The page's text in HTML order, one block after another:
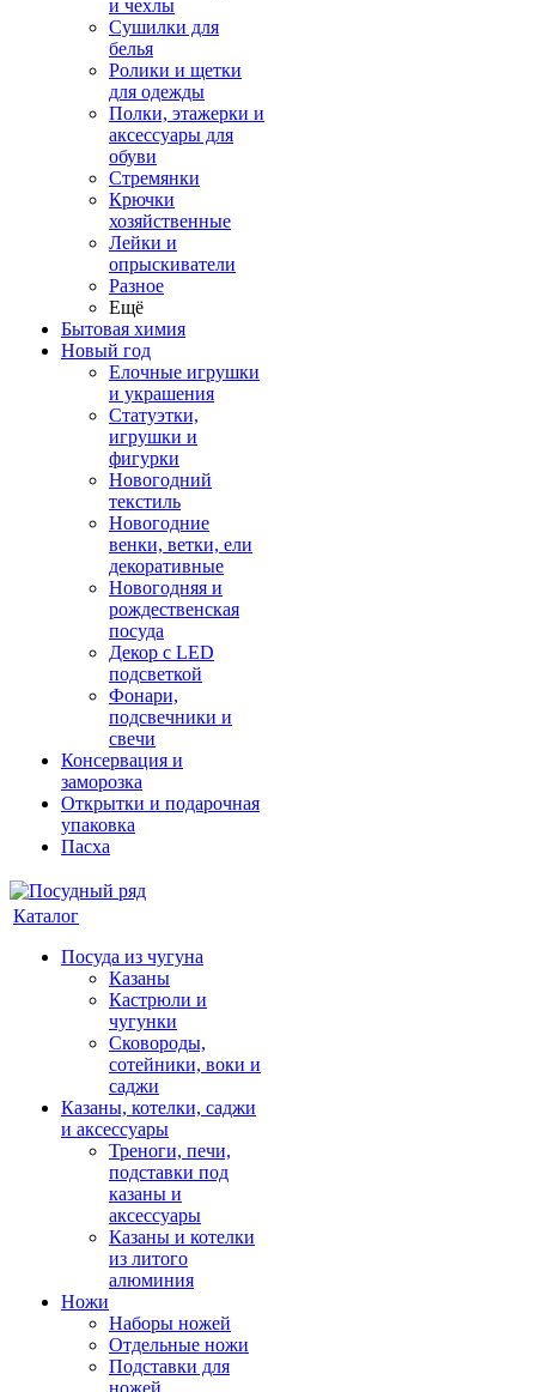
и чехлы
Сушилки для
белья
Ролики и щетки
для одежды
Полки, этажерки и
аксессуары для
обуви
Стремянки
Крючки
хозяйственные
Лейки и
опрыскиватели
Разное
Ещё
Бытовая химия
Новый год
Елочные игрушки
и украшения
Статуэтки,
игрушки и
фигурки
Новогодний
текстиль
Новогодние
венки, ветки, ели
декоративные
Новогодняя и
рождественская
посуда
Декор с LED
подсветкой
Фонари,
подсвечники и
свечи
Консервация и
заморозка
Открытки и подарочная
упаковка
Пасха
Каталог
Посуда из чугуна
Казаны
Кастрюли и
чугунки
Сковороды,
сотейники, воки и
саджи
Казаны, котелки, саджи
и аксессуары
Треноги, печи,
подставки под
казаны и
аксессуары
Казаны и котелки
из литого
алюминия
Ножи
Наборы ножей
Отдельные ножи
Подставки для
ножей